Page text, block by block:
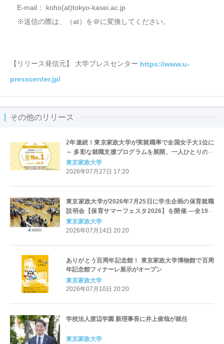
E-mail： koho(at)tokyo-kasei.ac.jp
※送信の際は、（at）を＠に変換してください。
【リリース発信元】 大学プレスセンター https://www.u-
presscenter.jp/
その他のリリース
2年連続！東京家政大学が実就職率で全国女子大1位に
～ 多彩な就職支援プログラムを展開、一人ひとりの歩
みを力強くバックアップ
東京家政大学
2026年07月27日 17:20
東京家政大学が2026年7月25日に学生企画の保育就職
説明会【保育サマーフェスタ2026】を開催 ―全19事
業所が集結、中高生や保護者・中高教員らの参加も
可。学生が「保育の魅力・働き方の姿」の真相を発信
東京家政大学
2026年07月14日 20:20
ありがとう百周年記念館！ 東京家政大学博物館で百周
年記念館フィナーレ展示がオープン
東京家政大学
2026年07月10日 20:20
学校法人渡辺学園 新理事長に井上俊哉が就任
東京家政大学